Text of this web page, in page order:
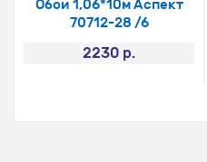
Обои 1,06*10м Аспект
70712-28 /6
2230 р.